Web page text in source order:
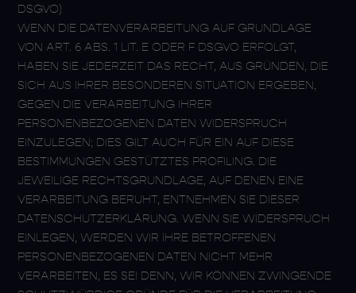
DSGVO)
WENN DIE DATENVERARBEITUNG AUF GRUNDLAGE
VON ART. 6 ABS. 1 LIT. E ODER F DSGVO ERFOLGT,
HABEN SIE JEDERZEIT DAS RECHT, AUS GRÜNDEN, DIE
SICH AUS IHRER BESONDEREN SITUATION ERGEBEN,
GEGEN DIE VERARBEITUNG IHRER
PERSONENBEZOGENEN DATEN WIDERSPRUCH
EINZULEGEN; DIES GILT AUCH FÜR EIN AUF DIESE
BESTIMMUNGEN GESTÜTZTES PROFILING. DIE
JEWEILIGE RECHTSGRUNDLAGE, AUF DENEN EINE
VERARBEITUNG BERUHT, ENTNEHMEN SIE DIESER
DATENSCHUTZERKLÄRUNG. WENN SIE WIDERSPRUCH
EINLEGEN, WERDEN WIR IHRE BETROFFENEN
PERSONENBEZOGENEN DATEN NICHT MEHR
VERARBEITEN, ES SEI DENN, WIR KÖNNEN ZWINGENDE